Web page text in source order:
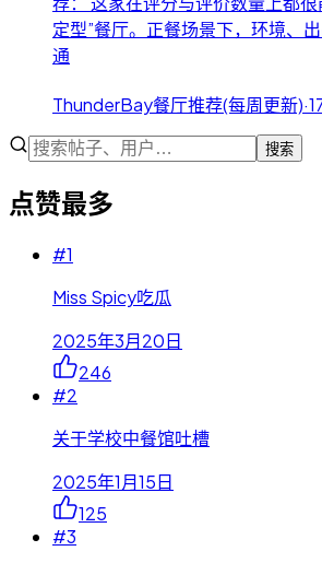
定型”餐厅。正餐场景下，环境、
通
ThunderBay餐厅推荐(每周更新)·
搜索
点赞最多
#1
Miss Spicy吃瓜
2025年3月20日
246
#2
关于学校中餐馆吐槽
2025年1月15日
125
#3